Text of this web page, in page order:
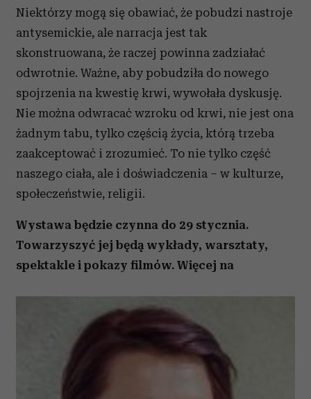
Niektórzy mogą się obawiać, że pobudzi nastroje
antysemickie, ale narracja jest tak
skonstruowana, że raczej powinna zadziałać
odwrotnie. Ważne, aby pobudziła do nowego
spojrzenia na kwestię krwi, wywołała dyskusję.
Nie można odwracać wzroku od krwi, nie jest ona
żadnym tabu, tylko częścią życia, którą trzeba
zaakceptować i zrozumieć. To nie tylko część
naszego ciała, ale i doświadczenia – w kulturze,
społeczeństwie, religii.
Wystawa będzie czynna do 29 stycznia.
Towarzyszyć jej będą wykłady, warsztaty,
spektakle i pokazy filmów. Więcej na